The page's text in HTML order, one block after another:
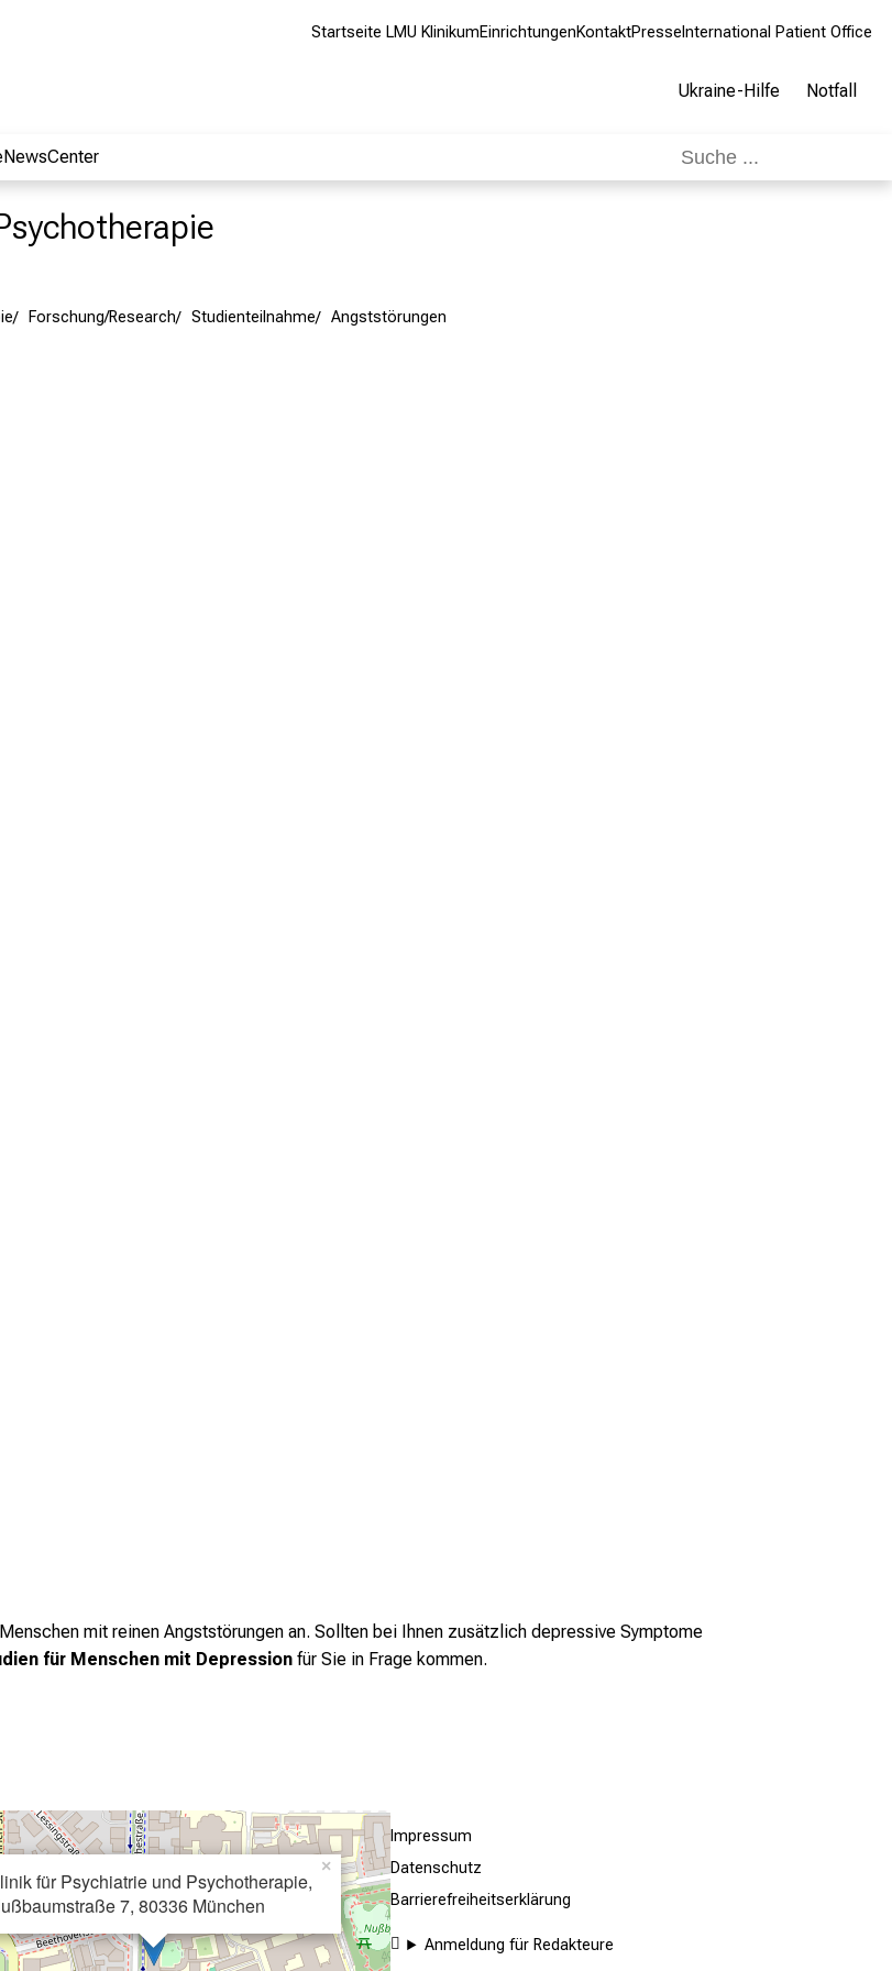
Startseite LMU KlinikumEinrichtungenKontaktPresse International Patient Office
Ukraine-Hilfe Notfall
NewsCenter
Forschung/Research Studienteilnahme Angststörungen
mit reinen Angststörungen an. Sollten bei Ihnen zusätzlich depressive Symptome
für Menschen mit Depression für Sie in Frage kommen.
für Psychiatrie und Psychotherapie,
7, 80336 München
×
Impressum
Datenschutz
Barrierefreiheitserklärung
Anmeldung für Redakteure